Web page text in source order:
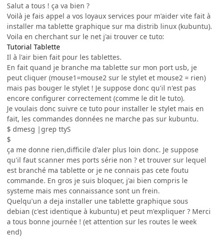
Salut a tous ! ça va bien ?
Voilà je fais appel a vos loyaux services pour m'aider vite fait à
installer ma tablette graphique sur ma distrib linux (kubuntu).
Voila en cherchant sur le net j'ai trouver ce tuto:
Tutorial Tablette
Il à l'air bien fait pour les tablettes.
En fait quand je branche ma tablette sur mon port usb, je
peut cliquer (mouse1=mouse2 sur le stylet et mouse2 = rien)
mais pas bouger le stylet ! Je suppose donc qu'il n'est pas
encore configurer correctement (comme le dit le tuto).
Je voulais donc suivre ce tuto pour installer le stylet mais en
fait, les commandes données ne marche pas sur kubuntu.
$ dmesg |grep ttyS
$
ça me donne rien,difficile d'aler plus loin donc. Je suppose
qu'il faut scanner mes ports série non ? et trouver sur lequel
est branché ma tablette or je ne connais pas cete foutu
commande. En gros je suis bloquer, j'ai bien compris le
systeme mais mes connaissance sont un frein.
Quelqu'un a deja installer une tablette graphique sous
debian (c'est identique à kubuntu) et peut m'expliquer ? Merci
a tous bonne journée ! (et attention sur les routes le week
end)